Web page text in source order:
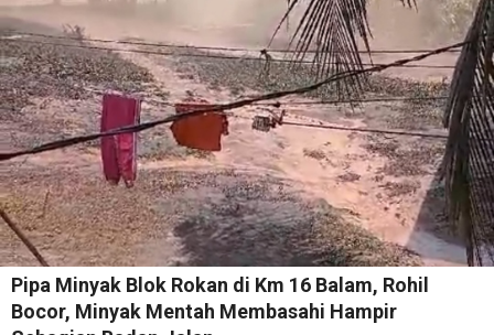
Pipa Minyak Blok Rokan di Km 16 Balam, Rohil
Bocor, Minyak Mentah Membasahi Hampir